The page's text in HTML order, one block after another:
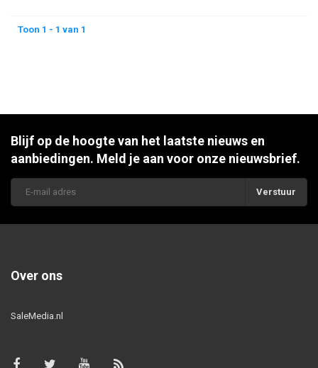
Toon 1 - 1 van 1
Blijf op de hoogte van het laatste nieuws en
aanbiedingen. Meld je aan voor onze nieuwsbrief.
Verstuur
Over ons
SaleMedia.nl